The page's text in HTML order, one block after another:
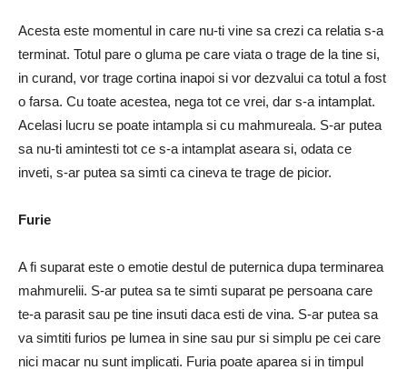
Acesta este momentul in care nu-ti vine sa crezi ca relatia s-a
terminat. Totul pare o gluma pe care viata o trage de la tine si,
in curand, vor trage cortina inapoi si vor dezvalui ca totul a fost
o farsa. Cu toate acestea, nega tot ce vrei, dar s-a intamplat.
Acelasi lucru se poate intampla si cu mahmureala. S-ar putea
sa nu-ti amintesti tot ce s-a intamplat aseara si, odata ce
inveti, s-ar putea sa simti ca cineva te trage de picior.
Furie
A fi suparat este o emotie destul de puternica dupa terminarea
mahmurelii. S-ar putea sa te simti suparat pe persoana care
te-a parasit sau pe tine insuti daca esti de vina. S-ar putea sa
va simtiti furios pe lumea in sine sau pur si simplu pe cei care
nici macar nu sunt implicati. Furia poate aparea si in timpul